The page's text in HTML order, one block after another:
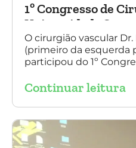
1º Congresso de
Universidade Santo
O cirurgião vascular
(primeiro da esquerda
participou do 1º
de cirurgia
Amato e do Dr. Adnam
Continuar leitura